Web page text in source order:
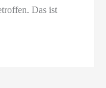
Das ist